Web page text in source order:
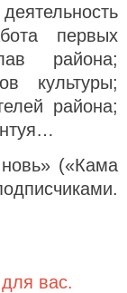
первых
района;
культуры;
района;
(«Кама
вас.